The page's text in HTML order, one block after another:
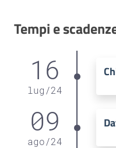
Tempi e
16
lug /24
09
ago/24